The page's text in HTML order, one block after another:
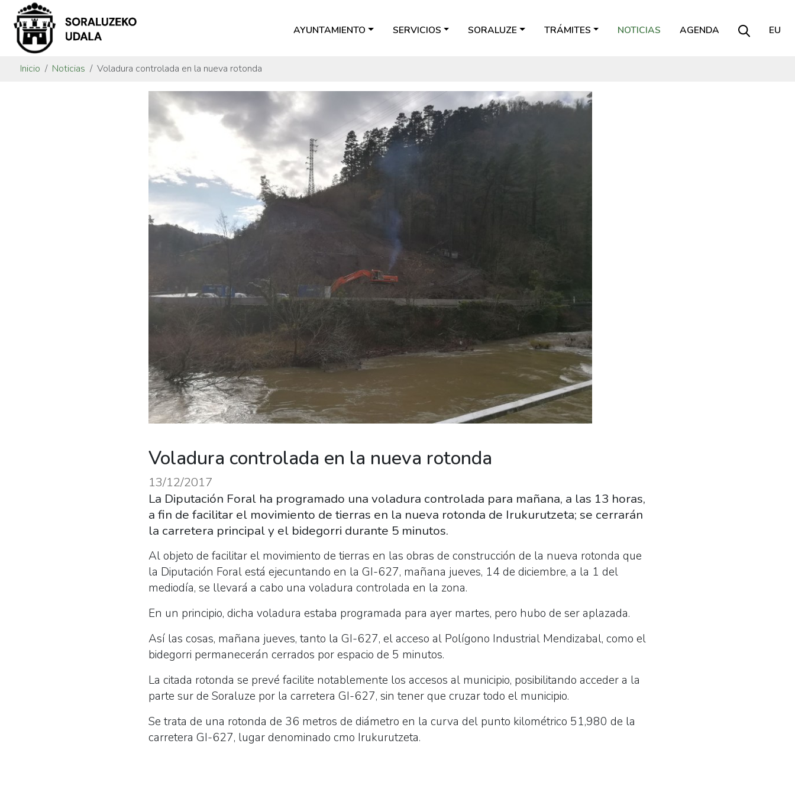
AYUNTAMIENTO SERVICIOS SORALUZE TRÁMITES NOTICIAS AGENDA EU
Inicio Noticias Voladura controlada en la nueva rotonda
Voladura controlada en la nueva rotonda
13/12/2017
La Diputación Foral ha programado una voladura controlada para mañana, a las 13 horas,
a fin de facilitar el movimiento de tierras en la nueva rotonda de Irukurutzeta; se cerrarán
la carretera principal y el bidegorri durante 5 minutos.
Al objeto de facilitar el movimiento de tierras en las obras de construcción de la nueva rotonda que
la Diputación Foral está ejecuntando en la GI-627, mañana jueves, 14 de diciembre, a la 1 del
mediodía, se llevará a cabo una voladura controlada en la zona.
En un principio, dicha voladura estaba programada para ayer martes, pero hubo de ser aplazada.
Así las cosas, mañana jueves, tanto la GI-627, el acceso al Polígono Industrial Mendizabal, como el
bidegorri permanecerán cerrados por espacio de 5 minutos.
La citada rotonda se prevé facilite notablemente los accesos al municipio, posibilitando acceder a la
parte sur de Soraluze por la carretera GI-627, sin tener que cruzar todo el municipio.
Se trata de una rotonda de 36 metros de diámetro en la curva del punto kilométrico 51,980 de la
carretera GI-627, lugar denominado cmo Irukurutzeta.